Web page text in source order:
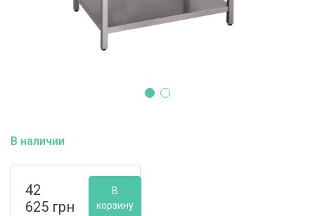
В наличии
42
625 грн
В
корзину